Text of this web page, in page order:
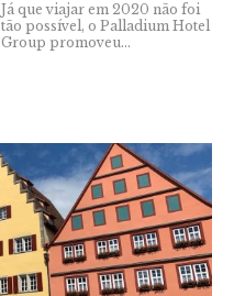
Já que viajar em 2020 não foi
tão possível, o Palladium Hotel
Group promoveu...